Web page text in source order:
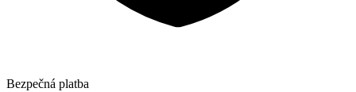
Bezpečná platba